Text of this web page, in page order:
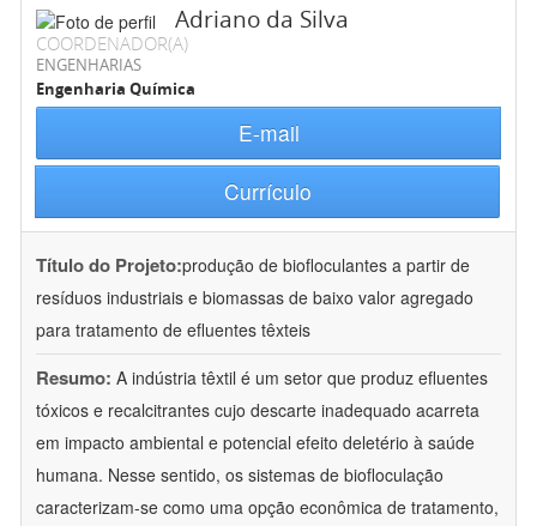
Adriano da Silva
COORDENADOR(A)
ENGENHARIAS
Engenharia Química
E-mail
Currículo
Título do Projeto:produção de biofloculantes a partir de
resíduos industriais e biomassas de baixo valor agregado
para tratamento de efluentes têxteis
Resumo: A indústria têxtil é um setor que produz efluentes
tóxicos e recalcitrantes cujo descarte inadequado acarreta
em impacto ambiental e potencial efeito deletério à saúde
humana. Nesse sentido, os sistemas de biofloculação
caracterizam-se como uma opção econômica de tratamento,